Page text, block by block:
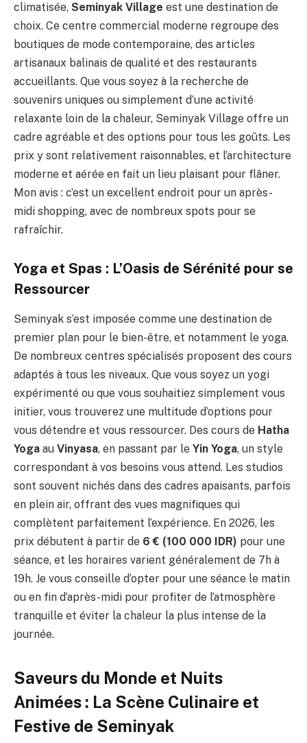
climatisée, Seminyak Village est une destination de
choix. Ce centre commercial moderne regroupe des
boutiques de mode contemporaine, des articles
artisanaux balinais de qualité et des restaurants
accueillants. Que vous soyez à la recherche de
souvenirs uniques ou simplement d’une activité
relaxante loin de la chaleur, Seminyak Village offre un
cadre agréable et des options pour tous les goûts. Les
prix y sont relativement raisonnables, et l’architecture
moderne et aérée en fait un lieu plaisant pour flâner.
Mon avis : c’est un excellent endroit pour un après-
midi shopping, avec de nombreux spots pour se
rafraîchir.
Yoga et Spas : L’Oasis de Sérénité pour se
Ressourcer
Seminyak s’est imposée comme une destination de
premier plan pour le bien-être, et notamment le yoga.
De nombreux centres spécialisés proposent des cours
adaptés à tous les niveaux. Que vous soyez un yogi
expérimenté ou que vous souhaitiez simplement vous
initier, vous trouverez une multitude d’options pour
vous détendre et vous ressourcer. Des cours de Hatha
Yoga au Vinyasa, en passant par le Yin Yoga, un style
correspondant à vos besoins vous attend. Les studios
sont souvent nichés dans des cadres apaisants, parfois
en plein air, offrant des vues magnifiques qui
complètent parfaitement l’expérience. En 2026, les
prix débutent à partir de 6 € (100 000 IDR) pour une
séance, et les horaires varient généralement de 7h à
19h. Je vous conseille d’opter pour une séance le matin
ou en fin d’après-midi pour profiter de l’atmosphère
tranquille et éviter la chaleur la plus intense de la
journée.
Saveurs du Monde et Nuits
Animées : La Scène Culinaire et
Festive de Seminyak